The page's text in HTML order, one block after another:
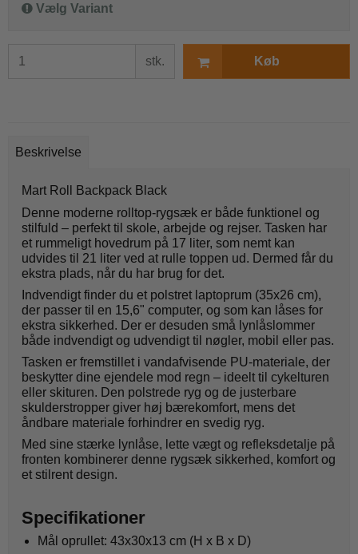
Vælg Variant
stk. Køb
Beskrivelse
Mart Roll Backpack Black
Denne moderne rolltop-rygsæk er både funktionel og
stilfuld – perfekt til skole, arbejde og rejser. Tasken har
et rummeligt hovedrum på 17 liter, som nemt kan
udvides til 21 liter ved at rulle toppen ud. Dermed får du
ekstra plads, når du har brug for det.
Indvendigt finder du et polstret laptoprum (35x26 cm),
der passer til en 15,6" computer, og som kan låses for
ekstra sikkerhed. Der er desuden små lynlåslommer
både indvendigt og udvendigt til nøgler, mobil eller pas.
Tasken er fremstillet i vandafvisende PU-materiale, der
beskytter dine ejendele mod regn – ideelt til cykelturen
eller skituren. Den polstrede ryg og de justerbare
skulderstropper giver høj bærekomfort, mens det
åndbare materiale forhindrer en svedig ryg.
Med sine stærke lynlåse, lette vægt og refleksdetalje på
fronten kombinerer denne rygsæk sikkerhed, komfort og
et stilrent design.
Specifikationer
Mål oprullet: 43x30x13 cm (H x B x D)